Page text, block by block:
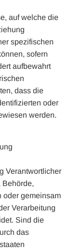
auf welche die
spezifischen
sofern
aufbewahrt
dass die
oder
werden.
Verantwortlicher
Behörde,
oder gemeinsam
Verarbeitung
Sind die
das